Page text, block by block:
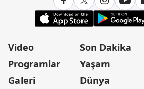
Video
Programlar
Galeri
Son Dakika
Yaşam
Dünya